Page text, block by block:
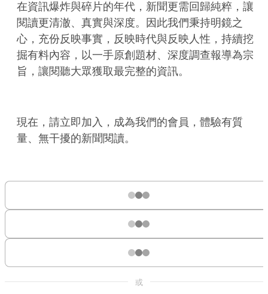
在資訊爆炸與碎片的年代，新聞更需回歸純粹，讓
閱讀更清澈、真實與深度。因此我們秉持明鏡之
心，充份反映事實，反映時代與反映人性，持續挖
掘有料內容，以一手原創題材、深度調查報導為宗
旨，讓閱聽大眾獲取最完整的資訊。
現在，請立即加入，成為我們的會員，體驗有質
量、無干擾的新聞閱讀。
或